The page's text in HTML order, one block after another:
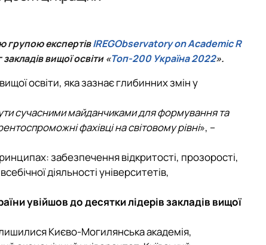
ОП
ОП
групою експертівIREGObservatory on Academic R
вищої освіти «Топ-200 Україна 2022».
освіти, яка зазнає глибинних змін у
сучасними майданчиками для формування та
фахівці на світовому рівні», –
забезпечення відкритості, прозорості,
діяльності університетів,
увійшов до десятки лідерів закладів вищої
Києво-Могилянська академія,